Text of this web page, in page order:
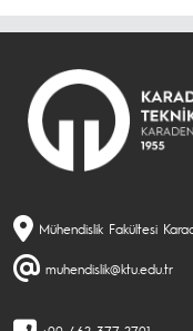
Mühendislik Fakültesi
muhendislik@ktu.edu.tr